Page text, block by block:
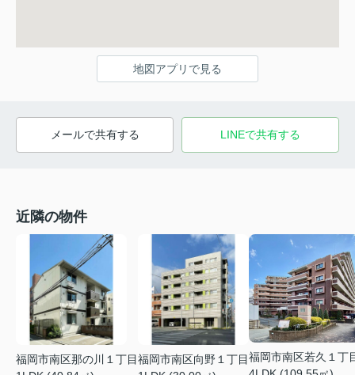
地図アプリで見る
メールで共有する LINEで共有する
近隣の物件
福岡市南区那の川１丁目福岡市南区向野１丁目福岡市南区若久１丁